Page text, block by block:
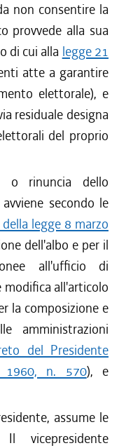
non consentire la
provvede alla sua
di cui alla legge 21
atte a garantire
elettorale), e
residuale designa
del proprio
o rinuncia dello
secondo le
legge 8 marzo
dell'albo e per il
all'ufficio di
all'articolo
la composizione e
amministrazioni
del Presidente
1960, n. 570), e
assume le
vicepresidente